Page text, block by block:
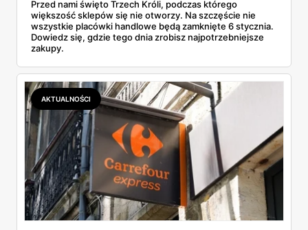
Przed nami święto Trzech Króli, podczas którego
większość sklepów się nie otworzy. Na szczęście nie
wszystkie placówki handlowe będą zamknięte 6 stycznia.
Dowiedz się, gdzie tego dnia zrobisz najpotrzebniejsze
zakupy.
AKTUALNOŚCI